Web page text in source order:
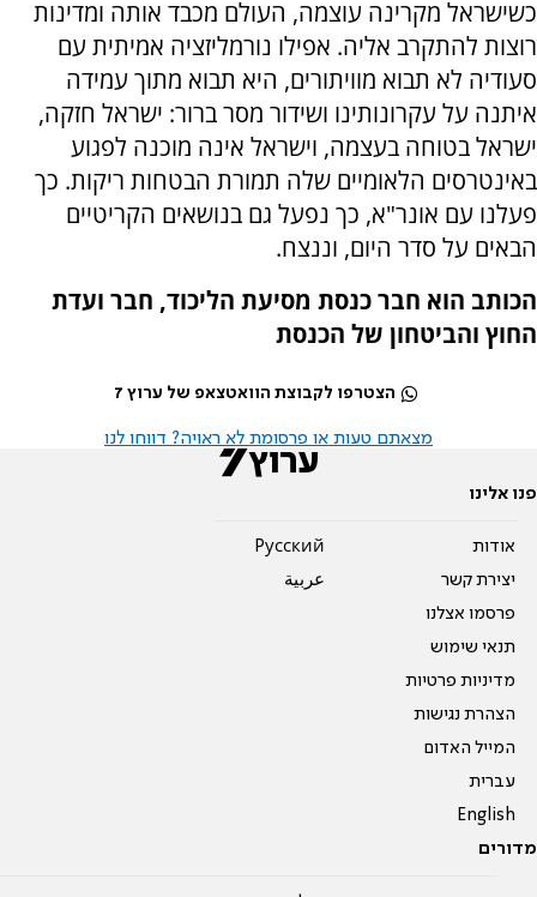
כשישראל מקרינה עוצמה, העולם מכבד אותה ומדינות
רוצות להתקרב אליה. אפילו נורמליזציה אמיתית עם
סעודיה לא תבוא מוויתורים, היא תבוא מתוך עמידה
איתנה על עקרונותינו ושידור מסר ברור: ישראל חזקה,
ישראל בטוחה בעצמה, וישראל אינה מוכנה לפגוע
באינטרסים הלאומיים שלה תמורת הבטחות ריקות. כך
פעלנו עם אונר"א, כך נפעל גם בנושאים הקריטיים
הבאים על סדר היום, וננצח.
הכותב הוא חבר כנסת מסיעת הליכוד, חבר ועדת
החוץ והביטחון של הכנסת
הצטרפו לקבוצת הוואטצאפ של ערוץ 7
מצאתם טעות או פרסומת לא ראויה? דווחו לנו
פנו אלינו
אודות
יצירת קשר
פרסמו אצלנו
תנאי שימוש
מדיניות פרטיות
הצהרת נגישות
המייל האדום
עברית
English
Pусский
عربية
מדורים